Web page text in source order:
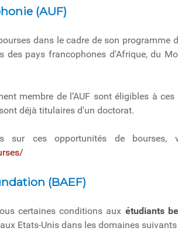
(AUF)
dans le cadre de son programme
pays francophones d'Afrique, du
membre de l’AUF sont éligibles à
déjà titulaires d'un doctorat.
sur ces opportunités de bourses,
(BAEF)
certaines conditions aux étudiants
Etats-Unis dans les domaines suivants